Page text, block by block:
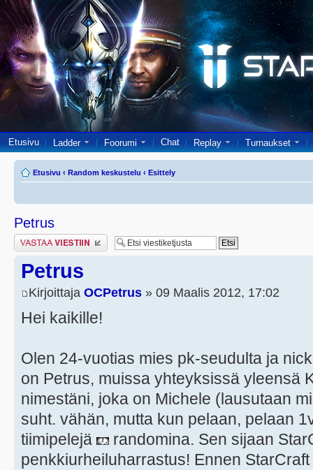
Etusivu Ladder Foorumi Chat Replay Turnaukset
Etusivu ‹ Random keskustelu ‹ Esittely
Petrus
Lähetä vastaus
Petrus
Kirjoittaja OCPetrus » 09 Maalis 2012, 17:02
Hei kaikille!
Olen 24-vuotias mies pk-seudulta ja
on Petrus, muissa yhteyksissä yleensä
nimestäni, joka on Michele (lausutaan
suht. vähän, mutta kun pelaan, pelaan
tiimipelejä
randomina. Sen sijaan
penkkiurheiluharrastus! Ennen